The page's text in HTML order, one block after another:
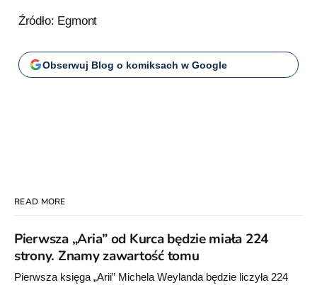
Źródło: Egmont
Obserwuj Blog o komiksach w Google
READ MORE
Pierwsza „Aria” od Kurca będzie miała 224
strony. Znamy zawartość tomu
Pierwsza księga „Arii” Michela Weylanda będzie liczyła 224